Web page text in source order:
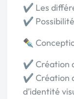
✔️ Les
✔️ Possibilité
✒️
✔️ Création
✔️ Création
d’identité